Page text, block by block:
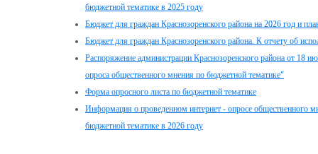
бюджетной тематике в 2025 году
Бюджет для граждан Краснозоренского района на 2026 год и
Бюджет для граждан Краснозоренского района. К отчету об
Распоряжение администрации Краснозоренского района от 18
опроса общественного мнения по бюджетной тематике"
Форма опросного листа по бюджетной тематике
Информация о проведенном интернет - опросе общественного
бюджетной тематике в 2026 году